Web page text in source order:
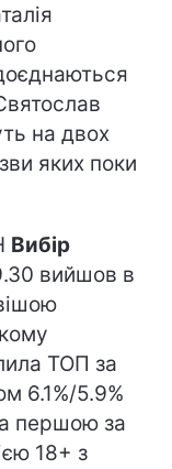
на двох
яких поки
Вибір
вийшов в
ТОП за
6.1%/5.9%
першою за
18+ з